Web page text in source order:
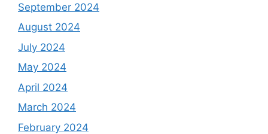
September 2024
August 2024
July 2024
May 2024
April 2024
March 2024
February 2024